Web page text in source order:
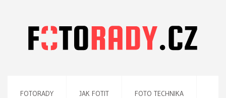
FOTORADY JAK FOTIT FOTO TECHNIKA